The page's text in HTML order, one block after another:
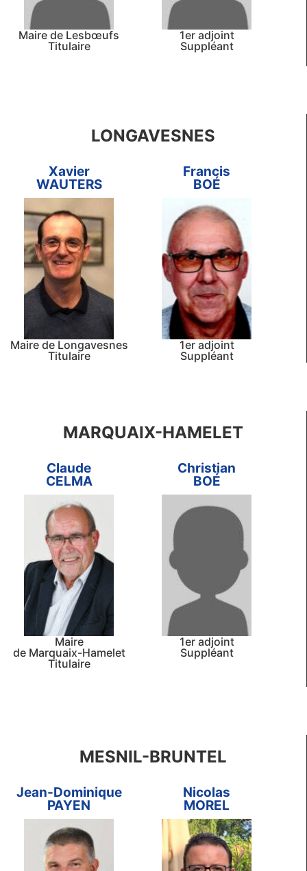
Maire de Lesbœufs
Titulaire
1er adjoint
Suppléant
LONGAVESNES
Xavier
WAUTERS
Maire de Longavesnes
Titulaire
Francis
BOÉ
1er adjoint
Suppléant
MARQUAIX-HAMELET
Claude
CELMA
Maire
de Marquaix-Hamelet
Titulaire
Christian
BOÉ
1er adjoint
Suppléant
MESNIL-BRUNTEL
Jean-Dominique
PAYEN
Nicolas
MOREL